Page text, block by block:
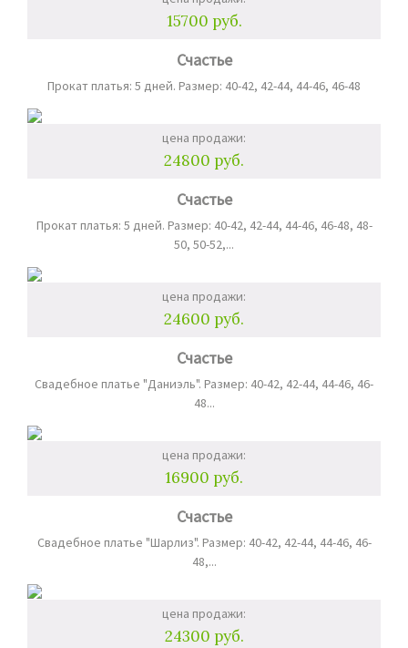
15700 руб.
Счастье
Прокат платья: 5 дней. Размер: 40-42, 42-44, 44-46, 46-48
цена продажи:
24800 руб.
Счастье
Прокат платья: 5 дней. Размер: 40-42, 42-44, 44-46, 46-48, 48-
50, 50-52,...
цена продажи:
24600 руб.
Счастье
Свадебное платье "Даниэль". Размер: 40-42, 42-44, 44-46, 46-
48...
цена продажи:
16900 руб.
Счастье
Свадебное платье "Шарлиз". Размер: 40-42, 42-44, 44-46, 46-
48,...
цена продажи:
24300 руб.